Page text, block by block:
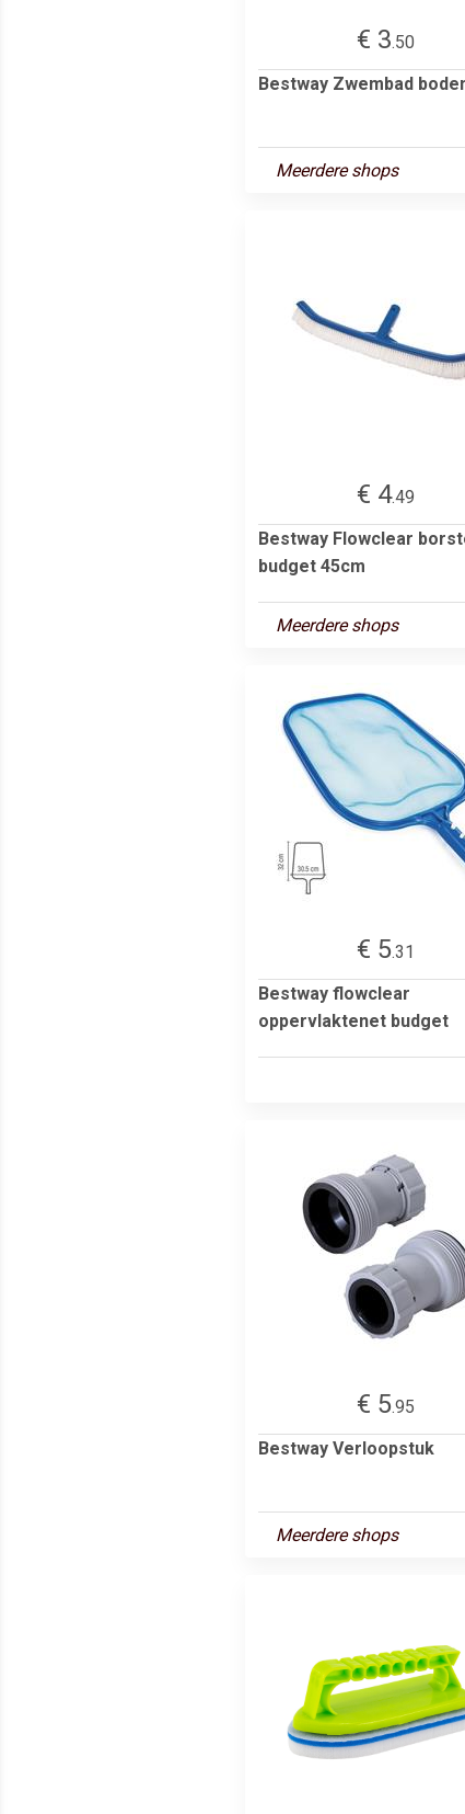
€ 3.50
Bestway Zwembad
Meerdere shops
€ 4.49
Bestway Flowclear
budget 45cm
Meerdere shops
€ 5.31
Bestway flowclear
oppervlaktenet budget
€ 5.95
Bestway Verloopstuk
Meerdere shops